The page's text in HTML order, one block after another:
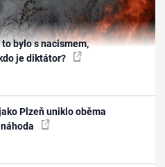
bylo s nacismem,
je diktátor?
Plzeň uniklo oběma